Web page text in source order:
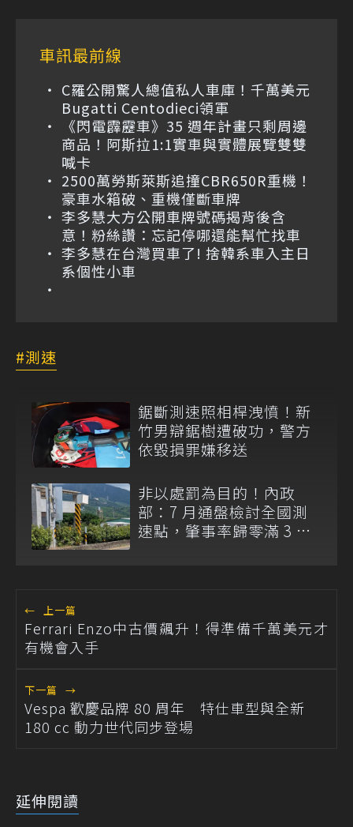
車訊最前線
C羅公開驚人總值私人車庫！千萬美元
Bugatti Centodieci領軍
《閃電霹靂車》35 週年計畫只剩周邊
商品！阿斯拉1:1實車與實體展覽雙雙
喊卡
2500萬勞斯萊斯追撞CBR650R重機！
豪車水箱破、重機僅斷車牌
李多慧大方公開車牌號碼揭背後含
意！粉絲讚：忘記停哪還能幫忙找車
李多慧在台灣買車了! 捨韓系車入主日
系個性小車
測速
鋸斷測速照相桿洩憤！新
竹男辯鋸樹遭破功，警方
依毀損罪嫌移送
非以處罰為目的！內政
部：7 月通盤檢討全國測
速點，肇事率歸零滿 3 年
← 上一篇
Ferrari Enzo中古價飆升！得準備千萬美元才
有機會入手
下一篇 →
Vespa 歡慶品牌 80 周年 特仕車型與全新
180 cc 動力世代同步登場
延伸閱讀